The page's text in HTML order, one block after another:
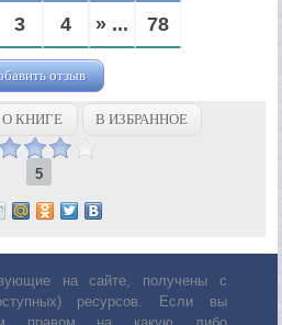
3 4 » ... 78
отзыв
О КНИГЕ В ИЗБРАННОЕ
5
на сайте, получены с
ресурсов. Если вы